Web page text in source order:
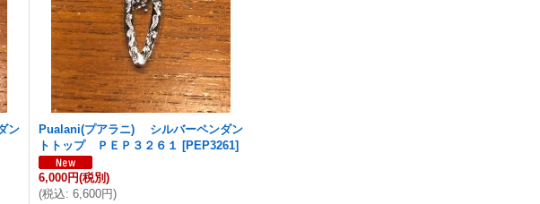
ン
Pualani(プアラニ) シルバーペンダン
トトップ ＰＥＰ３２６１ [PEP3261]
6,000円(税別)
(税込: 6,600円)